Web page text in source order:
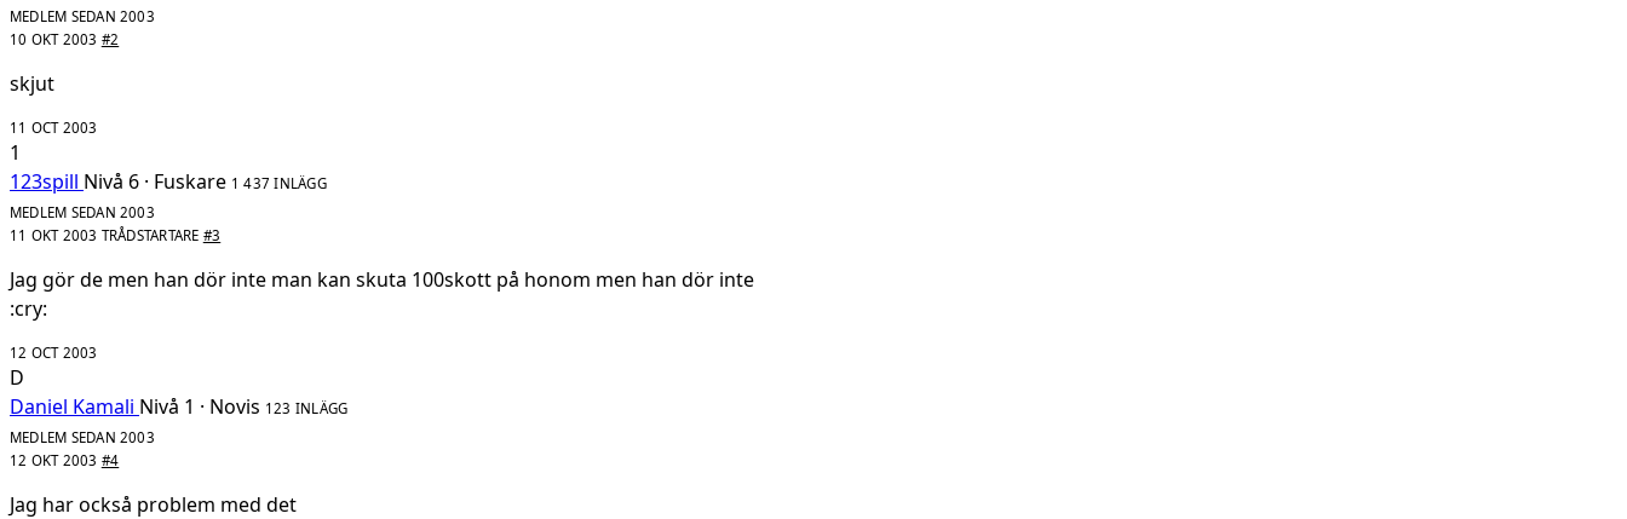
MEDLEM SEDAN 2003
10 OKT 2003 #2
skjut
11 OCT 2003
1
123spill Nivå 6 · Fuskare 1 437 INLÄGG
MEDLEM SEDAN 2003
11 OKT 2003 TRÅDSTARTARE #3
Jag gör de men han dör inte man kan skuta 100skott på honom men han dör inte
:cry:
12 OCT 2003
D
Daniel Kamali Nivå 1 · Novis 123 INLÄGG
MEDLEM SEDAN 2003
12 OKT 2003 #4
Jag har också problem med det